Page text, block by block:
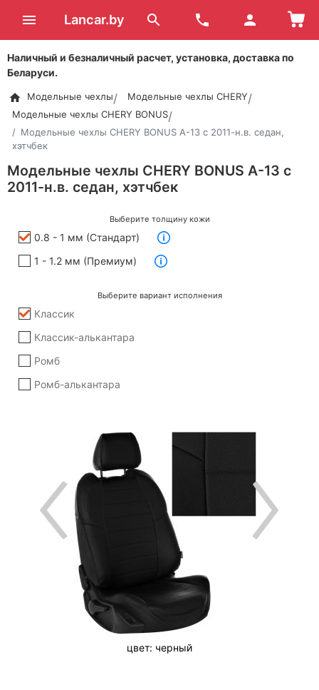
Lancar.by
Наличный и безналичный расчет, установка, доставка по
Беларуси.
Модельные чехлы
Модельные чехлы CHERY
Модельные чехлы CHERY BONUS
Модельные чехлы CHERY BONUS A-13 с 2011-н.в. седан,
хэтчбек
Модельные чехлы CHERY BONUS A-13 с
2011-н.в. седан, хэтчбек
Выберите толщину кожи
0.8 - 1 мм (Стандарт)
1 - 1.2 мм (Премиум)
Выберите вариант исполнения
Классик
Классик-алькантара
Ромб
Ромб-алькантара
цвет: черный